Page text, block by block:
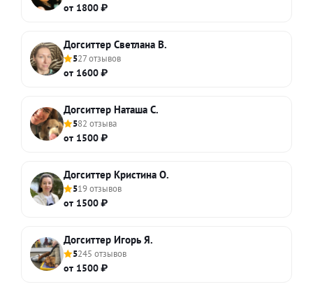
от 1800 ₽
Догситтер Светлана В.
527 отзывов
от 1600 ₽
Догситтер Наташа С.
582 отзыва
от 1500 ₽
Догситтер Кристина О.
519 отзывов
от 1500 ₽
Догситтер Игорь Я.
5245 отзывов
от 1500 ₽